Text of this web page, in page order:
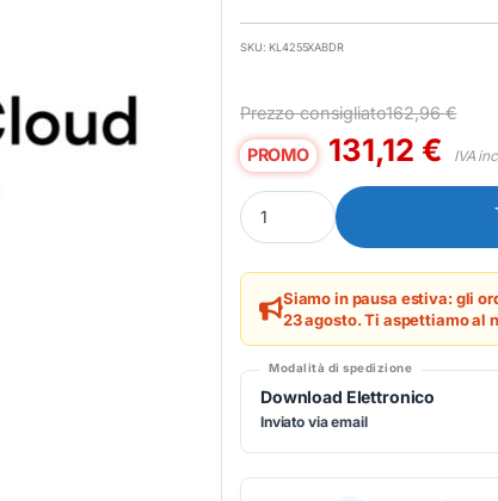
SKU: KL4255XABDR
Prezzo consigliato162,96€
PROMO 131,12€ IVA
Kaspersky Hybrid Cloud
Siamo in pausa estiva: gli
23 agosto. Ti aspettiamo al
Modalità di spedizione
Download Elettronico
Inviato via email